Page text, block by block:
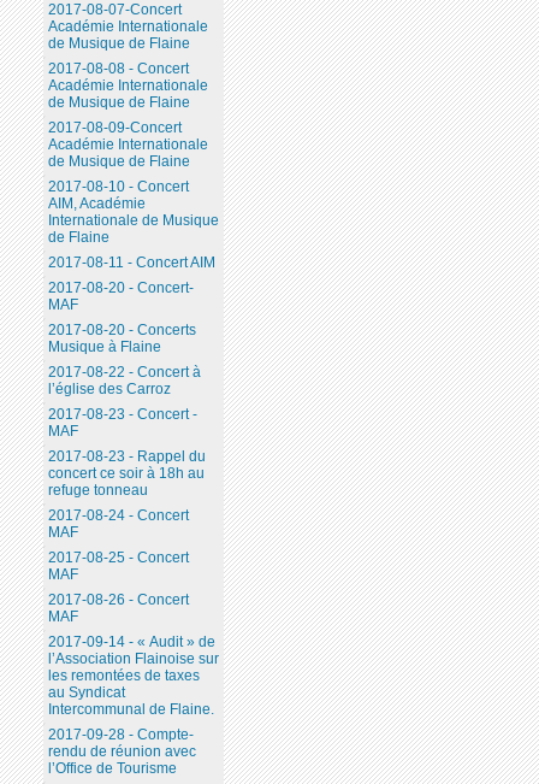
2017-08-07-Concert
Académie Internationale
de Musique de Flaine
2017-08-08 - Concert
Académie Internationale
de Musique de Flaine
2017-08-09-Concert
Académie Internationale
de Musique de Flaine
2017-08-10 - Concert
AIM, Académie
Internationale de Musique
de Flaine
2017-08-11 - Concert AIM
2017-08-20 - Concert-
MAF
2017-08-20 - Concerts
Musique à Flaine
2017-08-22 - Concert à
l’église des Carroz
2017-08-23 - Concert -
MAF
2017-08-23 - Rappel du
concert ce soir à 18h au
refuge tonneau
2017-08-24 - Concert
MAF
2017-08-25 - Concert
MAF
2017-08-26 - Concert
MAF
2017-09-14 - « Audit » de
l’Association Flainoise sur
les remontées de taxes
au Syndicat
Intercommunal de Flaine.
2017-09-28 - Compte-
rendu de réunion avec
l’Office de Tourisme